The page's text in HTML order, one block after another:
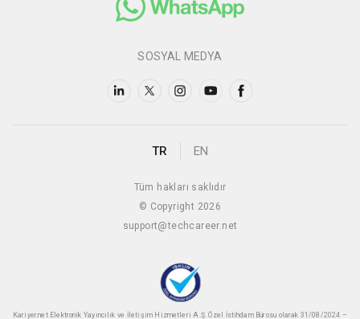
SOSYAL MEDYA
TR EN
Tüm hakları saklıdır
© Copyright 2026
support@techcareer.net
Kariyer.net Elektronik Yayıncılık ve İletişim Hizmetleri A.Ş. Özel İstihdam Bürosu olarak 31/08/2024 –